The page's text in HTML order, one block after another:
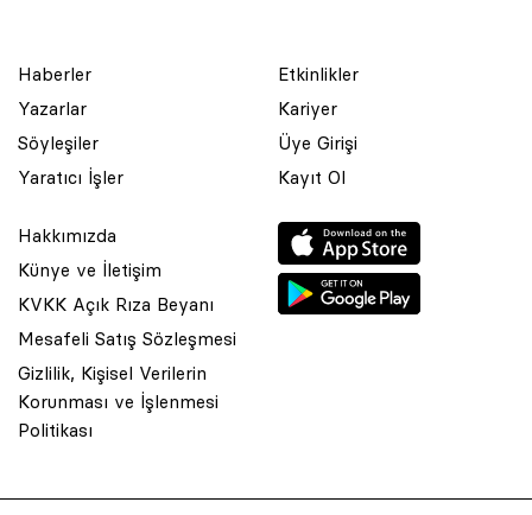
Haberler
Yazarlar
Söyleşiler
Yaratıcı İşler
Etkinlikler
Kariyer
Üye Girişi
Kayıt Ol
Hakkımızda
Künye ve İletişim
KVKK Açık Rıza Beyanı
Mesafeli Satış Sözleşmesi
Gizlilik, Kişisel Verilerin
Korunması ve İşlenmesi
Politikası
© 2001 Rota Yayın Yapım Tanıtım Tic. Ltd. Şti. Bu Sitede Bulunan
Asquared WordPress Agencytarafından tasarlanmış ve